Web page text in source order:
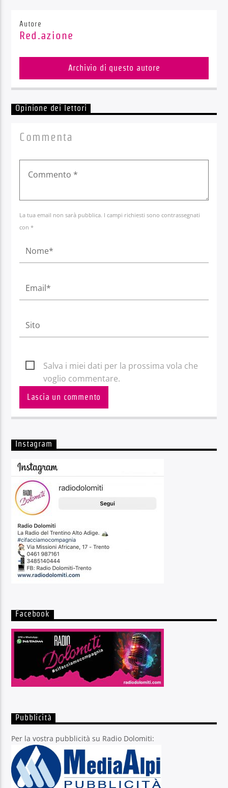
Autore
Red.azione
Archivio di questo autore
Opinione dei lettori
Commenta
La tua email non sarà pubblica. I campi richiesti sono contrassegnati
con *
Salva i miei dati per la prossima vola che
voglio commentare.
Instagram
Facebook
Pubblicità
Per la vostra pubblicità su Radio Dolomiti: